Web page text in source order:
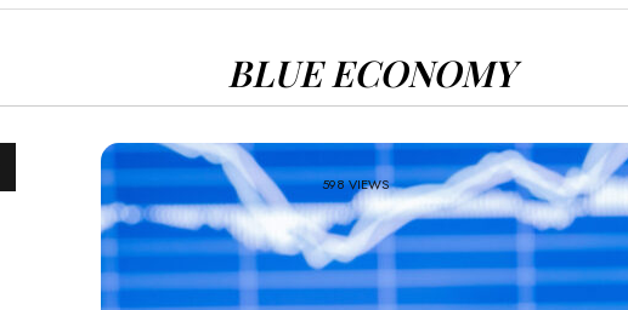
BLUE ECONOMY
598 VIEWS